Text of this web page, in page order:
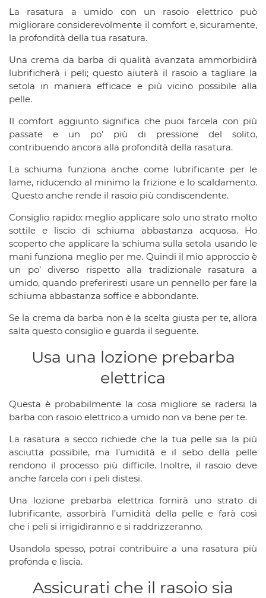
La rasatura a umido con un rasoio elettrico può
migliorare considerevolmente il comfort e, sicuramente,
la profondità della tua rasatura.
Una crema da barba di qualità avanzata ammorbidirà
lubrificherà i peli; questo aiuterà il rasoio a tagliare la
setola in maniera efficace e più vicino possibile alla
pelle.
Il comfort aggiunto significa che puoi farcela con più
passate e un po’ più di pressione del solito,
contribuendo ancora alla profondità della rasatura.
La schiuma funziona anche come lubrificante per le
lame, riducendo al minimo la frizione e lo scaldamento.
Questo anche rende il rasoio più condiscendente.
Consiglio rapido: meglio applicare solo uno strato molto
sottile e liscio di schiuma abbastanza acquosa. Ho
scoperto che applicare la schiuma sulla setola usando le
mani funziona meglio per me. Quindi il mio approccio è
un po’ diverso rispetto alla tradizionale rasatura a
umido, quando preferiresti usare un pennello per fare la
schiuma abbastanza soffice e abbondante.
Se la crema da barba non è la scelta giusta per te, allora
salta questo consiglio e guarda il seguente.
Usa una lozione prebarba
elettrica
Questa è probabilmente la cosa migliore se radersi la
barba con rasoio elettrico a umido non va bene per te.
La rasatura a secco richiede che la tua pelle sia la più
asciutta possibile, ma l’umidità e il sebo della pelle
rendono il processo più difficile. Inoltre, il rasoio deve
anche farcela con i peli distesi.
Una lozione prebarba elettrica fornirà uno strato di
lubrificante, assorbirà l’umidità della pelle e farà così
che i peli si irrigidiranno e si raddrizzeranno.
Usandola spesso, potrai contribuire a una rasatura più
profonda e liscia.
Assicurati che il rasoio sia